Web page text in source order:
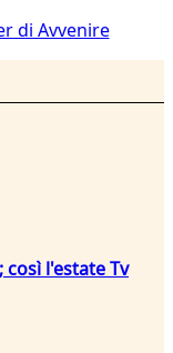
di Avvenire
l'estate Tv